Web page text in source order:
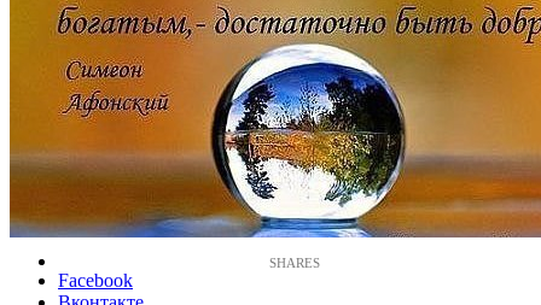
Facebook